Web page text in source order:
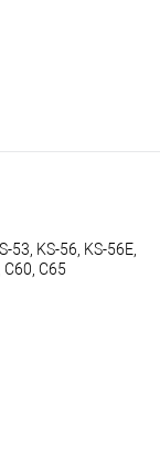
53, KS-56, KS-56E,
C60, C65